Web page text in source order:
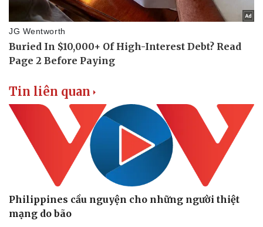
Tư vấn luật
Phân tích
Tin liên quan
Philippines cầu nguyện cho những người thiệt
mạng do bão